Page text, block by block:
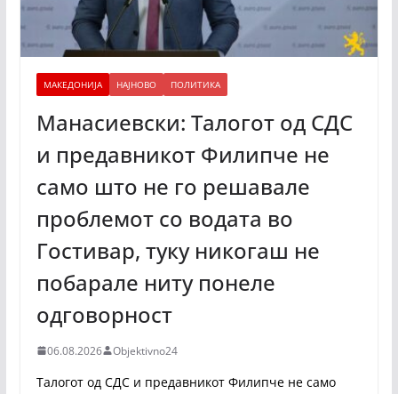
МАКЕДОНИЈА НАЈНОВО ПОЛИТИКА
Манасиевски: Талогот од СДС
и предавникот Филипче не
само што не го решавале
проблемот со водата во
Гостивар, туку никогаш не
побарале ниту понеле
одговорност
06.08.2026 Objektivno24
Талогот од СДС и предавникот Филипче не само